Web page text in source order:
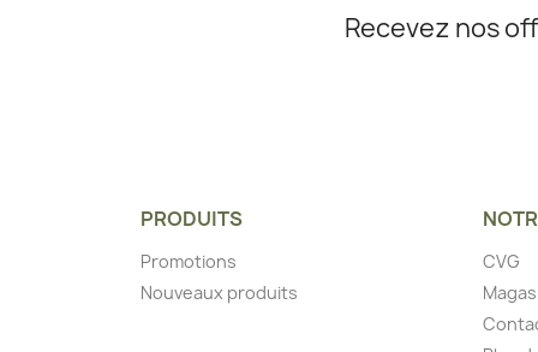
Recevez nos
PRODUITS
Promotions
Nouveaux produits
CVG